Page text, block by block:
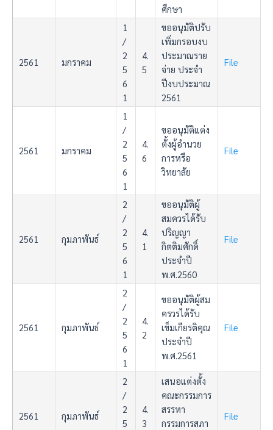
ศึกษา
2561 มกราคม
1
/
2
5
6
1
4.
5
ขออนุมัติปรับ
เพิ่มกรอบงบ
ประมาณราย
จ่าย ประจำ
ปีงบประมาณ
2561
File
2561 มกราคม
1
/
2
5
6
1
4.
6
ขออนุมัติแต่ง
ตั้งผู้อำนวย
การหรือ
วิทยาลัย
File
2561 กุมภาพันธ์
2
/
2
5
6
1
4.
1
ขออนุมัติผู้
สมควรได้รับ
ปริญญา
กิตติมศักดิ์
ประจำปี
พ.ศ.2560
File
2561 กุมภาพันธ์
2
/
2
5
6
1
4.
2
ขออนุมัติผู้สม
ครวรได้รับ
เข็มเกียรติคุณ
ประจำปี
พ.ศ.2561
File
2561 กุมภาพันธ์
2
/
2
5
4.
3
เสนอแต่งตั้ง
คณะกรรมการ
สรรหา
กรรมการสภา
File